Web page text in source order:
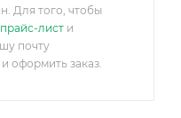
Для того, чтобы
лист и
почту
оформить заказ.